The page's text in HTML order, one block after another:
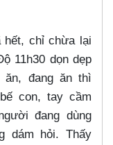
chỉ chừa lại
11h30 dọn dẹp
ăn, đang ăn thì
con, tay cầm
đang dùng
dám hỏi. Thấy